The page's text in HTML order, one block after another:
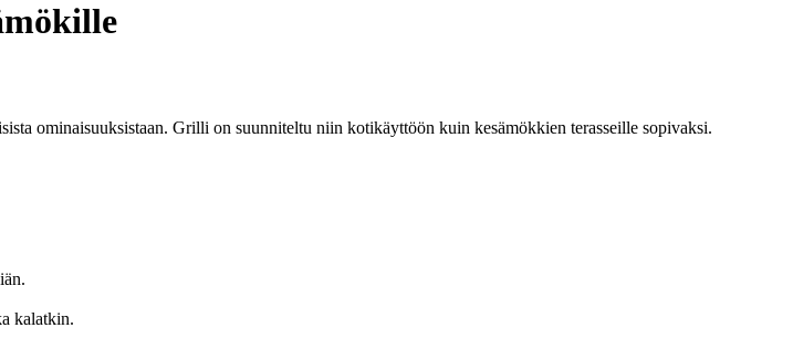
ominaisuuksistaan. Grilli on suunniteltu niin kotikäyttöön kuin kesämökkien terasseille sopivaksi.
kalatkin.